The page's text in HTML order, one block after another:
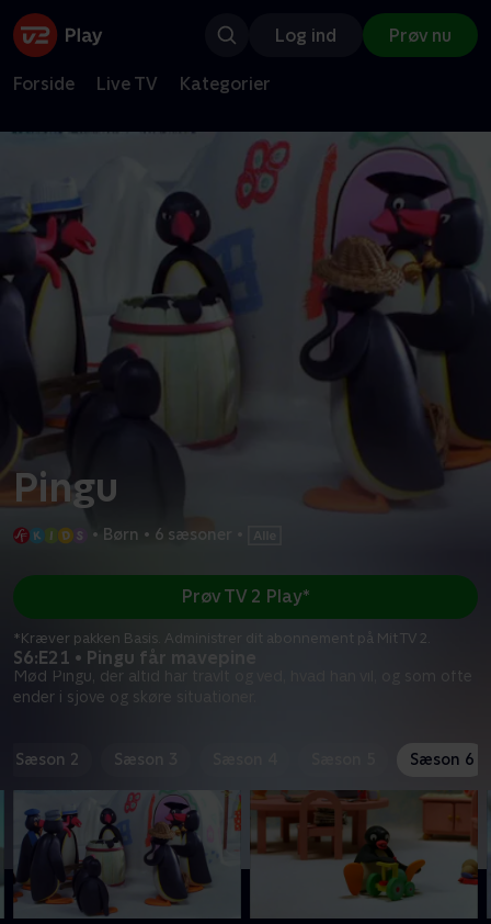
Log ind Prøv nu
Forside Live TV Kategorier
Pingu
• Børn • 6 sæsoner
S6:E21 • Pingu får mavepine
Mød Pingu, der altid har travlt og ved, hvad han vil, og som ofte
ender i sjove og skøre situationer.
Prøv TV 2 Play*
*Kræver pakken Basis. Administrer dit abonnement på Mit TV 2.
Sæson 2 Sæson 3 Sæson 6